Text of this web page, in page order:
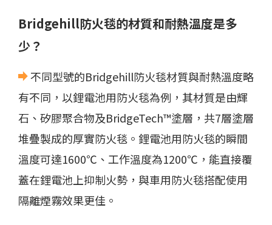
Bridgehill防火毯的材質和耐熱溫度是多
少？
不同型號的Bridgehill防火毯材質與耐熱溫度略
有不同，以鋰電池用防火毯為例，其材質是由輝
石、矽膠聚合物及BridgeTech™塗層，共7層塗層
堆疊製成的厚實防火毯。鋰電池用防火毯的瞬間
溫度可達1600℃、工作溫度為1200℃，能直接覆
蓋在鋰電池上抑制火勢，與車用防火毯搭配使用
隔離煙霧效果更佳。